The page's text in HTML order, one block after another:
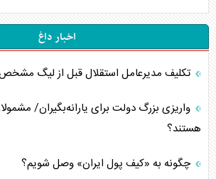
اخبار داغ
تکلیف مدیرعامل استقلال قبل از لیگ
واریزی بزرگ دولت برای یارانه‌بگیران/
هستند؟
چگونه به «کیف پول ایران» وصل شویم؟